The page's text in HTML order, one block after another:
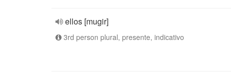
ellos [mugir]
3rd person plural, presente, indicativo